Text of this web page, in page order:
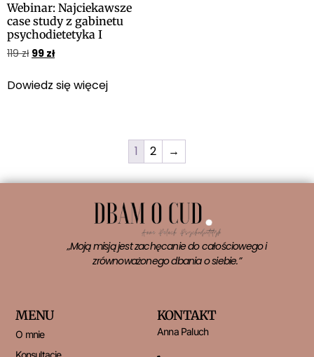
Webinar: Najciekawsze
case study z gabinetu
psychodietetyka I
119zł 99 zł
Dowiedz się więcej
1 2 →
„Moją misją jest zachęcanie do całościowego i
zrównoważonego dbania o siebie.”
MENU
O mnie
Konsultacje
KONTAKT
Anna Paluch